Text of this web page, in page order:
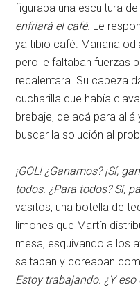
figuraba una escultura
enfriará el café. Le
ya tibio café. Mariana
pero le faltaban fuerzas
recalentara. Su cabeza
cucharilla que había
brebaje, de acá para allá
buscar la solución al
¡GOL! ¿Ganamos? ¡Sí,
todos. ¿Para todos? Sí,
vasitos, una botella de
limones que Martín
mesa, esquivando a los
saltaban y coreaban
Estoy trabajando. ¿Y